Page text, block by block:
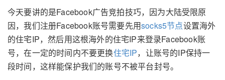
今天要讲的是Facebook广告竞拍技巧，因为大陆受限原
因，我们注册Facebook账号需要先用socks5节点设置海外
的住宅IP，然后用这根海外的住宅IP来登录Facebook账
号，在一定的时间内不要更换住宅IP，让账号的IP保持一
段时间，这样能保护我们的账号不被平台封号。